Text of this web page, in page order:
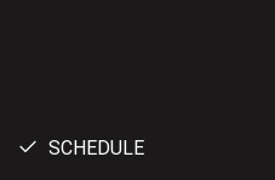
SCHEDULE